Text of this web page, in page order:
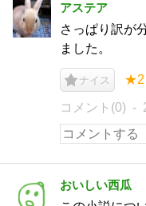
アステア
さっぱり訳が
ました。
ナイス ★2
コメント(0)
おいしい西瓜